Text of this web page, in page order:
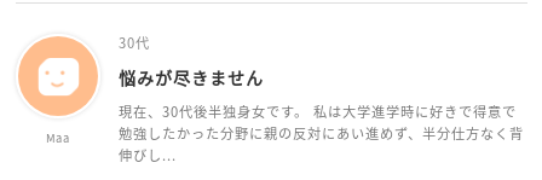
Maa
30代
悩みが尽きません
現在、30代後半独身女です。 私は大学進学時に好きで得意で
勉強したかった分野に親の反対にあい進めず、半分仕方なく背
伸びし...